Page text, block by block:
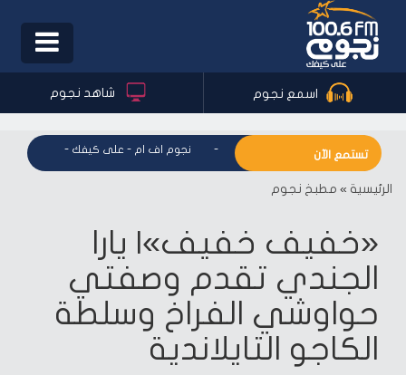
Toggle
اسمع نجوم شاهد نجوم
تستمع الآن
نجوم اف ام - على كيفك - نجوم اف ام - على كيفك نجوم اف
الرئيسية » مطبخ نجوم
«خفيف خفيف»| يارا
الجندي تقدم وصفتي
حواوشي الفراخ وسلطة
الكاجو التايلاندية